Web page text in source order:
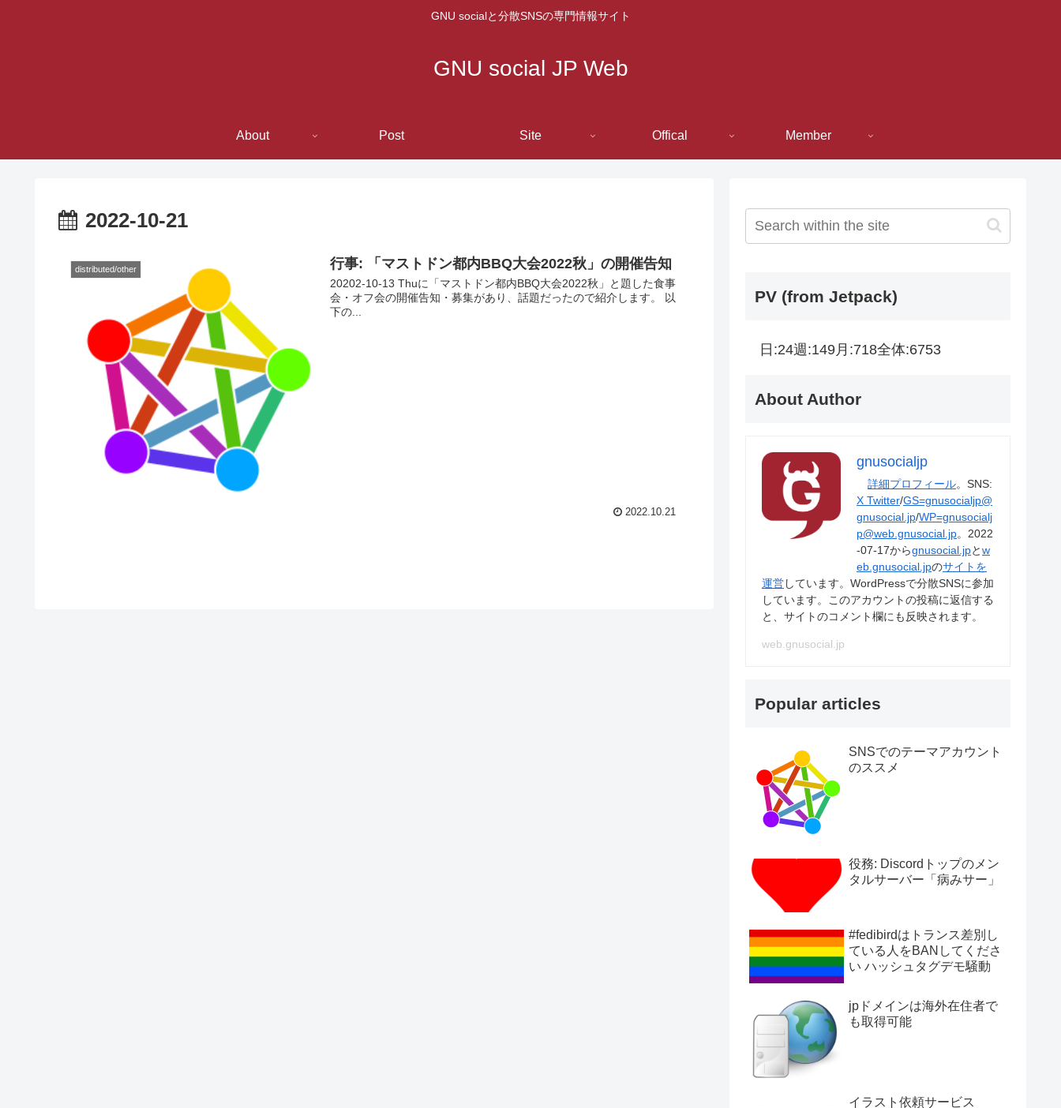
GNU socialと分散SNSの専門情報サイト
GNU social JP Web
About Post Site Offical Member
2022-10-21
distributed/other 行事: 「マストドン都内BBQ大会2022秋」の開催告知
20202-10-13 Thuに「マストドン都内BBQ大会2022秋」と題した食事
会・オフ会の開催告知・募集があり、話題だったので紹介します。 以
下の...
2022.10.21
PV (from Jetpack)
日:24週:149月:718全体:6753
About Author
gnusocialjp
詳細プロフィール。SNS:
X Twitter/GS=gnusocialjp@
gnusocial.jp/WP=gnusocialj
p@web.gnusocial.jp。2022
-07-17からgnusocial.jpとw
eb.gnusocial.jpのサイトを
運営しています。WordPressで分散SNSに参加
しています。このアカウントの投稿に返信する
と、サイトのコメント欄にも反映されます。
web.gnusocial.jp
Popular articles
SNSでのテーマアカウント
のススメ
役務: Discordトップのメン
タルサーバー「病みサー」
#fedibirdはトランス差別し
ている人をBANしてくださ
い ハッシュタグデモ騒動
jpドメインは海外在住者で
も取得可能
イラスト依頼サービス